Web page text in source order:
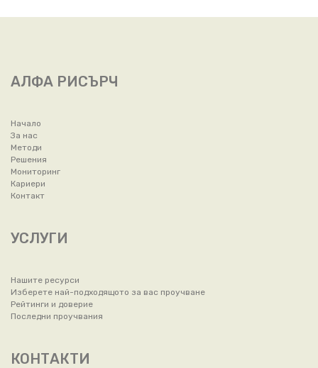
АЛФА РИСЪРЧ
Начало
За нас
Методи
Решения
Мониторинг
Кариери
Контакт
УСЛУГИ
Нашите ресурси
Изберете най-подходящото за вас проучване
Рейтинги и доверие
Последни проучвания
КОНТАКТИ